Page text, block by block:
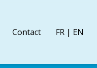
Contact FR | EN